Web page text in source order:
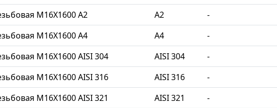
М16Х1600 A2 A2 -
М16Х1600 A4 A4 -
М16Х1600 AISI 304 AISI 304 -
М16Х1600 AISI 316 AISI 316 -
М16Х1600 AISI 321 AISI 321 -